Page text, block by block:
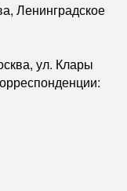
Ленинградское
ул. Клары